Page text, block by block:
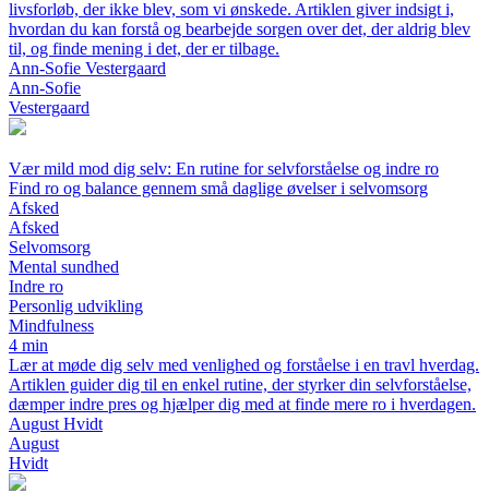
livsforløb, der ikke blev, som vi ønskede. Artiklen giver indsigt i,
hvordan du kan forstå og bearbejde sorgen over det, der aldrig blev
til, og finde mening i det, der er tilbage.
Ann-Sofie Vestergaard
Ann-Sofie
Vestergaard
Vær mild mod dig selv: En rutine for selvforståelse og indre ro
Find ro og balance gennem små daglige øvelser i selvomsorg
Afsked
Afsked
Selvomsorg
Mental sundhed
Indre ro
Personlig udvikling
Mindfulness
4 min
Lær at møde dig selv med venlighed og forståelse i en travl hverdag.
Artiklen guider dig til en enkel rutine, der styrker din selvforståelse,
dæmper indre pres og hjælper dig med at finde mere ro i hverdagen.
August Hvidt
August
Hvidt